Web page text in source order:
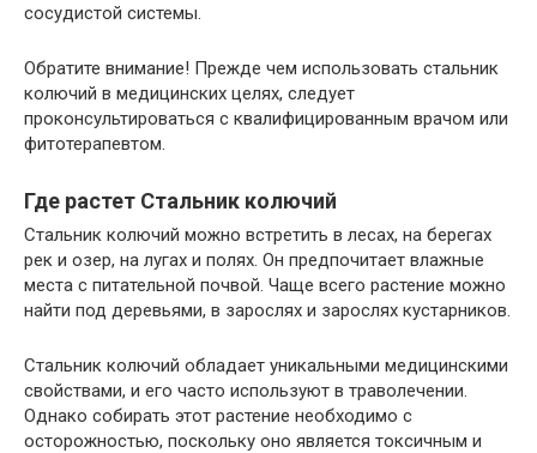
сосудистой системы.
Обратите внимание! Прежде чем использовать стальник
колючий в медицинских целях, следует
проконсультироваться с квалифицированным врачом или
фитотерапевтом.
Где растет Стальник колючий
Стальник колючий можно встретить в лесах, на берегах
рек и озер, на лугах и полях. Он предпочитает влажные
места с питательной почвой. Чаще всего растение можно
найти под деревьями, в зарослях и зарослях кустарников.
Стальник колючий обладает уникальными медицинскими
свойствами, и его часто используют в траволечении.
Однако собирать этот растение необходимо с
осторожностью, поскольку оно является токсичным и